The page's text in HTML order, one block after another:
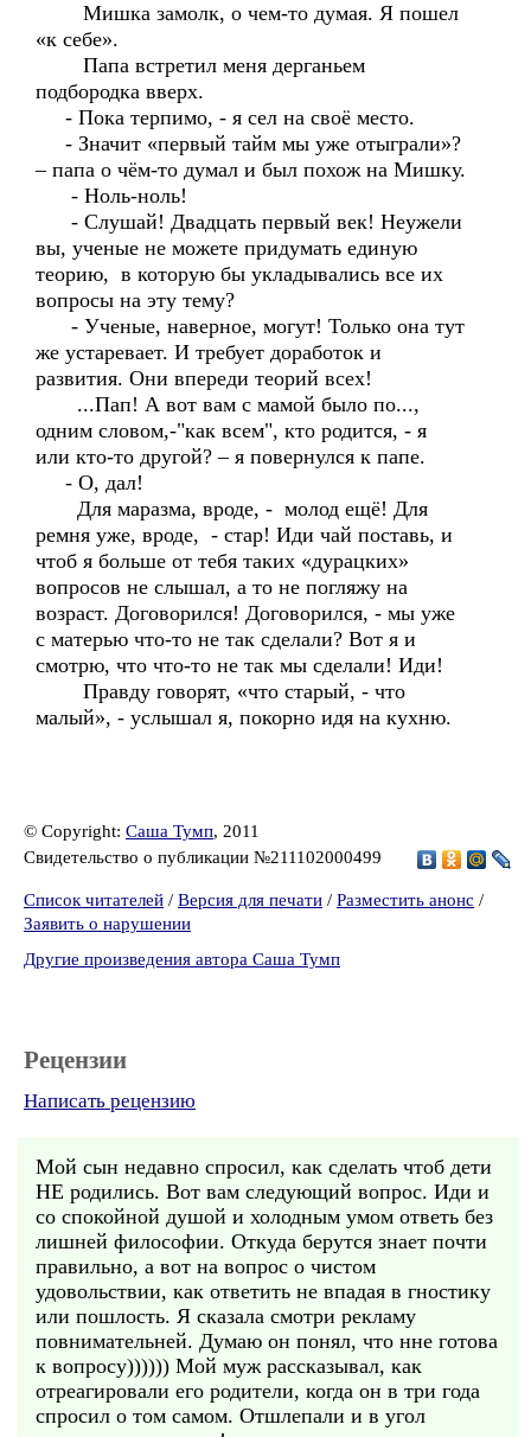
Мишка замолк, о чем-то думая. Я пошел
«к себе».
Папа встретил меня дерганьем
подбородка вверх.
- Пока терпимо, - я сел на своё место.
- Значит «первый тайм мы уже отыграли»?
– папа о чём-то думал и был похож на Мишку.
- Ноль-ноль!
- Слушай! Двадцать первый век! Неужели
вы, ученые не можете придумать единую
теорию, в которую бы укладывались все их
вопросы на эту тему?
- Ученые, наверное, могут! Только она тут
же устаревает. И требует доработок и
развития. Они впереди теорий всех!
...Пап! А вот вам с мамой было по...,
одним словом,-"как всем", кто родится, - я
или кто-то другой? – я повернулся к папе.
- О, дал!
Для маразма, вроде, - молод ещё! Для
ремня уже, вроде, - стар! Иди чай поставь, и
чтоб я больше от тебя таких «дурацких»
вопросов не слышал, а то не погляжу на
возраст. Договорился! Договорился, - мы уже
с матерью что-то не так сделали? Вот я и
смотрю, что что-то не так мы сделали! Иди!
Правду говорят, «что старый, - что
малый», - услышал я, покорно идя на кухню.
© Copyright: Саша Тумп, 2011
Свидетельство о публикации №211102000499
Список читателей / Версия для печати / Разместить анонс /
Заявить о нарушении
Другие произведения автора Саша Тумп
Рецензии
Написать рецензию
Мой сын недавно спросил, как сделать чтоб дети
НЕ родились. Вот вам следующий вопрос. Иди и
со спокойной душой и холодным умом ответь без
лишней философии. Откуда берутся знает почти
правильно, а вот на вопрос о чистом
удовольствии, как ответить не впадая в гностику
или пошлость. Я сказала смотри рекламу
повнимательней. Думаю он понял, что нне готова
к вопросу)))))) Мой муж рассказывал, как
отреагировали его родители, когда он в три года
спросил о том самом. Отшлепали и в угол